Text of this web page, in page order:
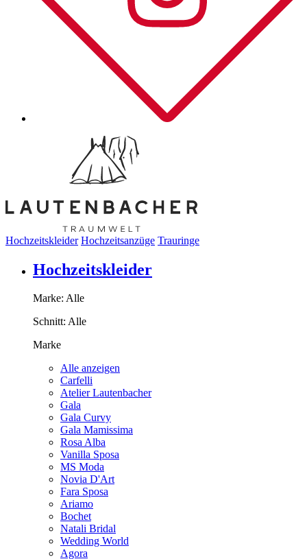
Hochzeitskleider Hochzeitsanzüge Trauringe
Hochzeitskleider
Marke: Alle
Schnitt: Alle
Marke
Alle anzeigen
Carfelli
Atelier Lautenbacher
Gala
Gala Curvy
Gala Mamissima
Rosa Alba
Vanilla Sposa
MS Moda
Novia D'Art
Fara Sposa
Ariamo
Bochet
Natali Bridal
Wedding World
Agora